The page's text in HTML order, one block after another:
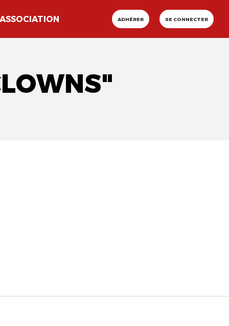
ASSOCIATION ADHÉRER SE CONNECTER